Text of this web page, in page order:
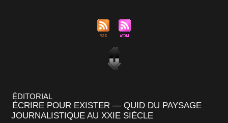
ÉDITORIAL
ÉCRIRE POUR EXISTER — QUID DU PAYSAGE
JOURNALISTIQUE AU XXIE SIÈCLE